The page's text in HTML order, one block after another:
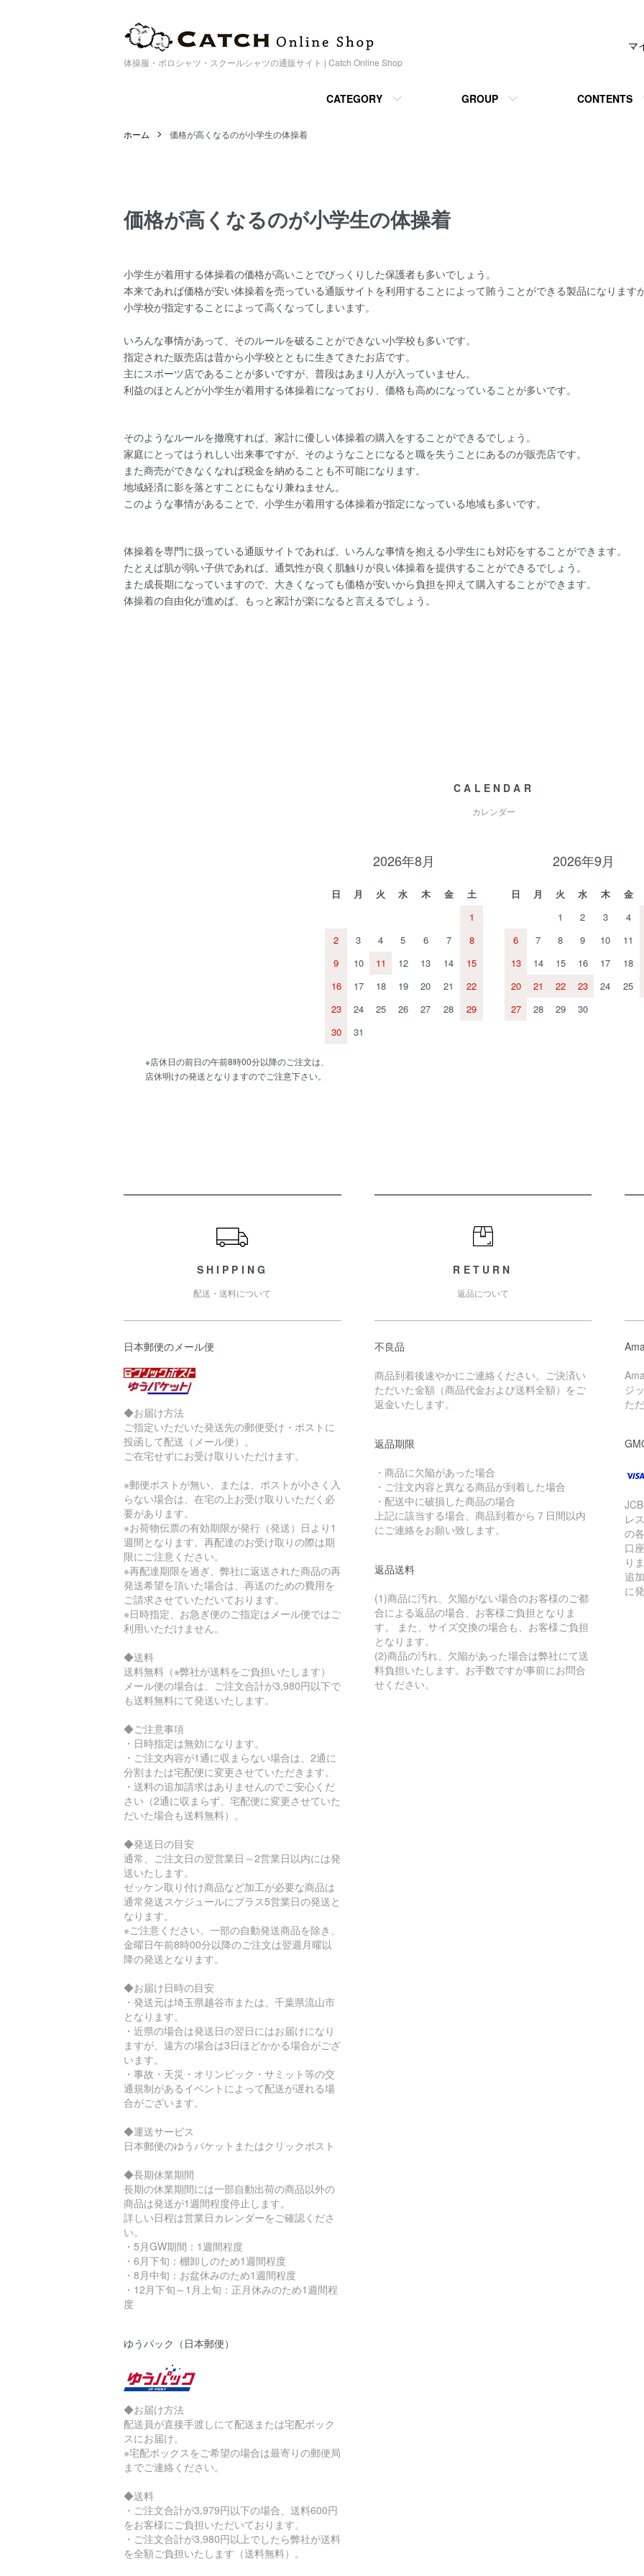
体操服・ポロシャツ・スクールシャツの通販サイト | Catch Online Shop
CATEGORY GROUP CONTENTS
マ
ホーム 価格が高くなるのが小学生の体操着
価格が高くなるのが小学生の体操着
小学生が着用する体操着の価格が高いことでびっくりした保護者も多いでしょう。
本来であれば価格が安い体操着を売っている通販サイトを利用することによって賄うことができる製品になりますが
小学校が指定することによって高くなってしまいます。
いろんな事情があって、そのルールを破ることができない小学校も多いです。
指定された販売店は昔から小学校とともに生きてきたお店です。
主にスポーツ店であることが多いですが、普段はあまり人が入っていません。
利益のほとんどが小学生が着用する体操着になっており、価格も高めになっていることが多いです。
そのようなルールを撤廃すれば、家計に優しい体操着の購入をすることができるでしょう。
家庭にとってはうれしい出来事ですが、そのようなことになると職を失うことにあるのが販売店です。
また商売ができなくなれば税金を納めることも不可能になります。
地域経済に影を落とすことにもなり兼ねません。
このような事情があることで、小学生が着用する体操着が指定になっている地域も多いです。
体操着を専門に扱っている通販サイトであれば、いろんな事情を抱える小学生にも対応をすることができます。
たとえば肌が弱い子供であれば、通気性が良く肌触りが良い体操着を提供することができるでしょう。
また成長期になっていますので、大きくなっても価格が安いから負担を抑えて購入することができます。
体操着の自由化が進めば、もっと家計が楽になると言えるでしょう。
CALENDAR
カレンダー
2026年8月
日 月 火 水 木 金
土
1
2
3 4 5 6 7
8
9
10 11 12 13 14
15
16
17 18 19 20 21
22
23
24 25 26 27 28
29
30
31
2026年9月
日 月 火 水 木 金
1
2 3 4
6
7 8 9 10 11
13
14 15 16 17 18
20
21 22 23 24 25
27
28 29 30
※店休日の前日の午前8時00分以降のご注文は、
店休明けの発送となりますのでご注意下さい。
SHIPPING
配送・送料について
日本郵便のメール便
◆お届け方法
ご指定いただいた発送先の郵便受け・ポストに
投函して配送（メール便）。
ご在宅せずにお受け取りいただけます。
※郵便ポストが無い、または、ポストが小さく入
らない場合は、在宅の上お受け取りいただく必
要があります。
※お荷物伝票の有効期限が発行（発送）日より1
週間となります。再配達のお受け取りの際は期
限にご注意ください。
※再配達期限を過ぎ、弊社に返送された商品の再
発送希望を頂いた場合は、再送のための費用を
ご請求させていただいております。
※日時指定、お急ぎ便のご指定はメール便ではご
利用いただけません。
◆送料
送料無料（※弊社が送料をご負担いたします）
メール便の場合は、ご注文合計が3,980円以下で
も送料無料にて発送いたします。
◆ご注意事項
・日時指定は無効になります。
・ご注文内容が1通に収まらない場合は、2通に
分割または宅配便に変更させていただきます。
・送料の追加請求はありませんのでご安心くだ
さい（2通に収まらず、宅配便に変更させていた
だいた場合も送料無料）。
◆発送日の目安
通常、ご注文日の翌営業日～2営業日以内には発
送いたします。
ゼッケン取り付け商品など加工が必要な商品は
通常発送スケジュールにプラス5営業日の発送と
なります。
※ご注意ください。一部の自動発送商品を除き、
金曜日午前8時00分以降のご注文は翌週月曜以
降の発送となります。
◆お届け日時の目安
・発送元は埼玉県越谷市または、千葉県流山市
となります。
・近県の場合は発送日の翌日にはお届けになり
ますが、遠方の場合は3日ほどかかる場合がござ
います。
・事故・天災・オリンピック・サミット等の交
通規制があるイベントによって配送が遅れる場
合がございます。
◆運送サービス
日本郵便のゆうパケットまたはクリックポスト
◆長期休業期間
長期の休業期間には一部自動出荷の商品以外の
商品は発送が1週間程度停止します。
詳しい日程は営業日カレンダーをご確認くださ
い。
・5月GW期間：1週間程度
・6月下旬：棚卸しのため1週間程度
・8月中旬：お盆休みのため1週間程度
・12月下旬～1月上旬：正月休みのため1週間程
度
ゆうパック（日本郵便）
◆お届け方法
配送員が直接手渡しにて配送または宅配ボック
スにお届け。
※宅配ボックスをご希望の場合は最寄りの郵便局
までご連絡ください。
◆送料
・ご注文合計が3,979円以下の場合、送料600円
をお客様にご負担いただいております。
・ご注文合計が3,980円以上でしたら弊社が送料
を全額ご負担いたします（送料無料）。
RETURN
返品について
不良品
商品到着後速やかにご連絡ください。ご決済い
ただいた金額（商品代金および送料全額）をご
返金いたします。
返品期限
・商品に欠陥があった場合
・ご注文内容と異なる商品が到着した場合
・配送中に破損した商品の場合
上記に該当する場合、商品到着から７日間以内
にご連絡をお願い致します。
返品送料
(1)商品に汚れ、欠陥がない場合のお客様のご都
合による返品の場合、お客様ご負担となりま
す。 また、サイズ交換の場合も、お客様ご負担
となります。
(2)商品の汚れ、欠陥があった場合は弊社にて送
料負担いたします。お手数ですが事前にお問合
せください。
ジ
た
レ
の
口
り
追
に